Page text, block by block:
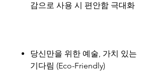
감으로 사용 시 편안함 극대화
당신만을 위한 예술, 가치 있는
기다림 (Eco-Friendly)